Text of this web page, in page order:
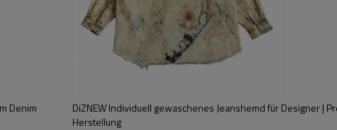
Denim
DiZNEW Individuell gewaschenes Jeanshemd für Designer |
Herstellung